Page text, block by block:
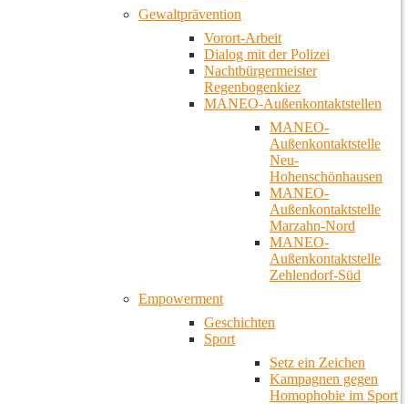
Gewaltprävention
Vorort-Arbeit
Dialog mit der Polizei
Nachtbürgermeister
Regenbogenkiez
MANEO-Außenkontaktstellen
MANEO-
Außenkontaktstelle
Neu-
Hohenschönhausen
MANEO-
Außenkontaktstelle
Marzahn-Nord
MANEO-
Außenkontaktstelle
Zehlendorf-Süd
Empowerment
Geschichten
Sport
Setz ein Zeichen
Kampagnen gegen
Homophobie im Sport